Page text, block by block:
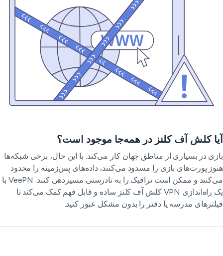
کلش آف کلنز در همه‌جا موجود است؟
در بسیاری از مناطق جهان کار می‌کند. با این حال، برخی شبکه‌ها
پورت‌های بازی را مسدود می‌کنند، داده‌های پس‌زمینه را محدود
می‌کنند و ممکن است ترافیک را به نادرستی مسیر‌دهی کنند. VeePN با
یک راه‌اندازی VPN کلش آف کلنز ساده و قابل فهم کمک می‌کند تا
مدرسه یا دفتر را بدون مشکل عبور کنید.